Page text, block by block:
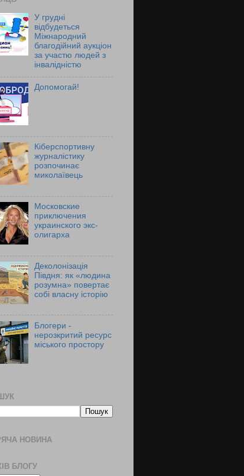
У грудні
відбудеться
Міжнародний
благодійний аукціон
за участю людей з
інвалідністю
Допомогай!
Кіберспортивну
журналістику
розпочинає
миколаївець
Московские
приключения
украинского экс-
олигарха
Деколонізація
Півдня: як «людина
розумна» повертає
собі власну історію
Блогери -
нерозкритий ресурс
міського простору
НОВИНА
БЛОГУ